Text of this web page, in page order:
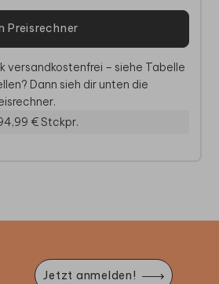
Preisrechner
versandkostenfrei – siehe Tabelle
Dann sieh dir unten die
€Stckpr.
Jetzt anmelden!